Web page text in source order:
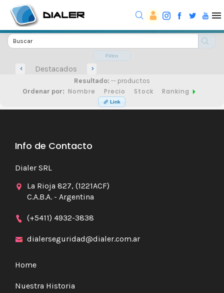
Filtro
Destacados
Resultado: -- productos
Ordenar por: Nombre Precio Stock Ranking
Link
Info de Contacto
Dialer SRL
La Rioja 827, (1221ACF)
C.A.B.A. - Argentina
(+5411) 4932-3838
dialerseguridad@dialer.com.ar
Home
Nuestra Historia